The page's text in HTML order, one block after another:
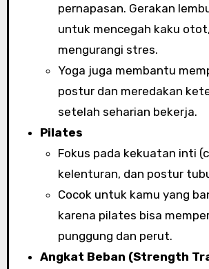
pernapasan. Gerakan
untuk mencegah kaku
mengurangi stres.
Yoga juga membantu
postur dan meredakan
setelah seharian bekerja.
Pilates
Fokus pada kekuatan inti
kelenturan, dan postur
Cocok untuk kamu yang
karena pilates bisa
punggung dan perut.
Angkat Beban (Strength